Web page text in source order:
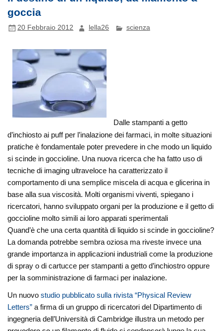
goccia
20 Febbraio 2012 lella26 scienza
Dalle stampanti a getto
d’inchiosto ai puff per l’inalazione dei farmaci, in molte situazioni
pratiche è fondamentale poter prevedere in che modo un liquido
si scinde in goccioline. Una nuova ricerca che ha fatto uso di
tecniche di imaging ultraveloce ha caratterizzato il
comportamento di una semplice miscela di acqua e glicerina in
base alla sua viscosità. Molti organismi viventi, spiegano i
ricercatori, hanno sviluppato organi per la produzione e il getto di
goccioline molto simili ai loro apparati sperimentali
Quand’è che una certa quantità di liquido si scinde in goccioline?
La domanda potrebbe sembra oziosa ma riveste invece una
grande importanza in applicazioni industriali come la produzione
di spray o di cartucce per stampanti a getto d’inchiostro oppure
per la somministrazione di farmaci per inalazione.
Un nuovostudio pubblicato sulla rivista “Physical Review
Letters” a firma di un gruppo di ricercatori del Dipartimento di
ingegneria dell’Università di Cambridge illustra un metodo per